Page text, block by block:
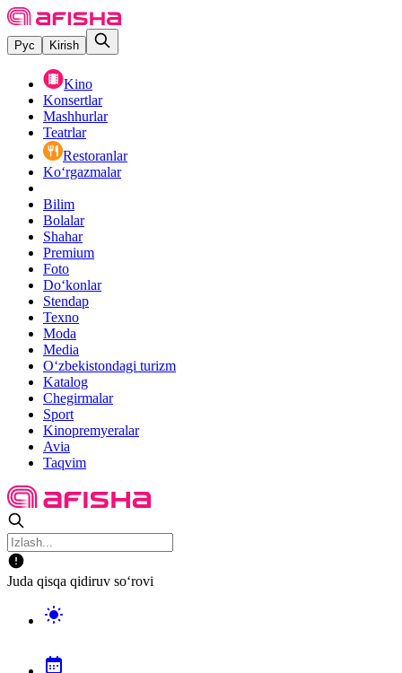
Рус Kirish
Kino
Konsertlar
Mashhurlar
Teatrlar
Restoranlar
Ko‘rgazmalar
Bilim
Bolalar
Shahar
Premium
Foto
Do‘konlar
Stendap
Texno
Moda
Media
O‘zbekistondagi turizm
Katalog
Chegirmalar
Sport
Kinopremyeralar
Avia
Taqvim
Juda qisqa qidiruv so‘rovi